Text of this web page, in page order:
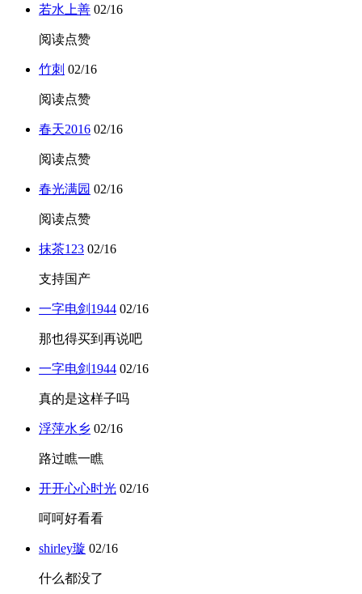
若水上善 02/16
阅读点赞
竹刺 02/16
阅读点赞
春天2016 02/16
阅读点赞
春光满园 02/16
阅读点赞
抹茶123 02/16
支持国产
一字电剑1944 02/16
那也得买到再说吧
一字电剑1944 02/16
真的是这样子吗
浮萍水乡 02/16
路过瞧一瞧
开开心心时光 02/16
呵呵好看看
shirley璇 02/16
什么都没了